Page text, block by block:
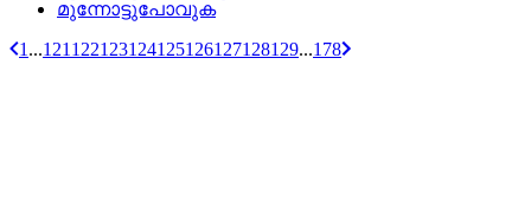
മുന്നോട്ടുപോവുക
1 ...121 122123124125126127128129...178